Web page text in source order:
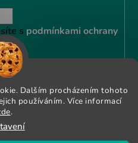
Dalším procházením tohoto
používáním. Více informací
.
s podmínkami ochrany